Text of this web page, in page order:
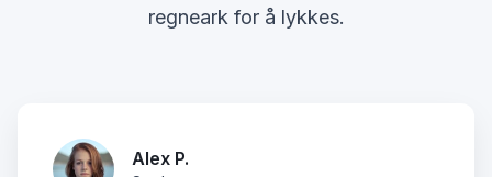
regneark for å lykkes.
Alex P.